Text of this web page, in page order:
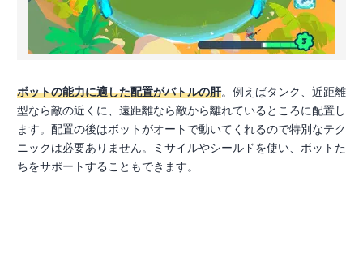
ボットの能力に適した配置がバトルの肝。例えばタンク、近距離
型なら敵の近くに、遠距離なら敵から離れているところに配置し
ます。配置の後はボットがオートで動いてくれるので特別なテク
ニックは必要ありません。ミサイルやシールドを使い、ボットた
ちをサポートすることもできます。